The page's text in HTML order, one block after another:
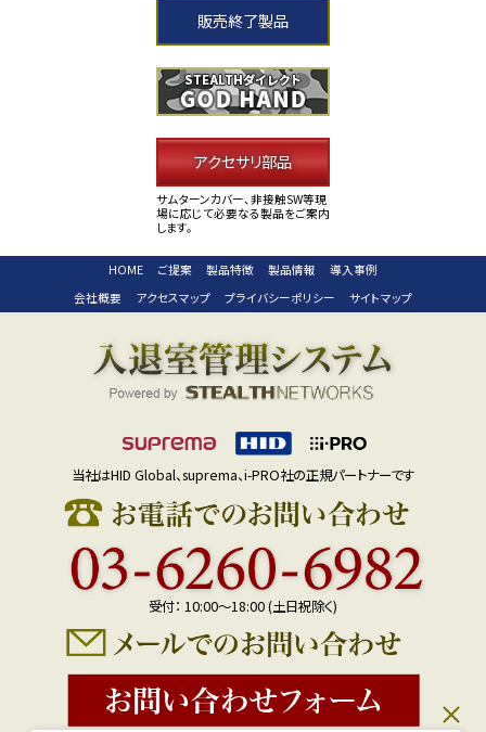
販売終了製品
アクセサリ部品
サムターンカバー、非接触SW等現
場に応じて必要なる製品をご案内
します。
HOME ご提案 製品特徴 製品情報
導入事例
会社概要
アクセスマップ プライバシーポリシー サイトマップ
当社はHID Global、suprema、i-PRO社の正規パートナーです
受付： 10:00～18:00 (土日祝除く)